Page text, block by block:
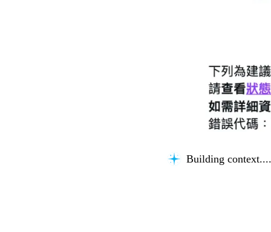
Building context...